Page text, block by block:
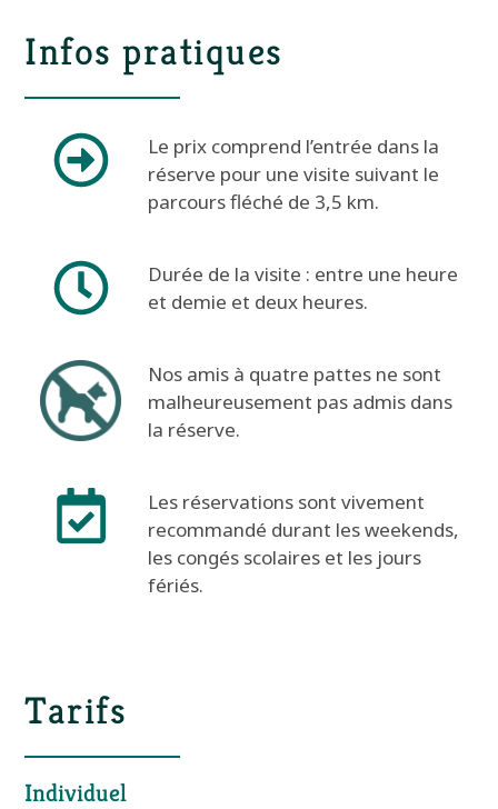
Infos pratiques
Le prix comprend l’entrée dans la
réserve pour une visite suivant le
parcours fléché de 3,5 km.
Durée de la visite : entre une heure
et demie et deux heures.
Nos amis à quatre pattes ne sont
malheureusement pas admis dans
la réserve.
Les réservations sont vivement
recommandé durant les weekends,
les congés scolaires et les jours
fériés.
Tarifs
Individuel